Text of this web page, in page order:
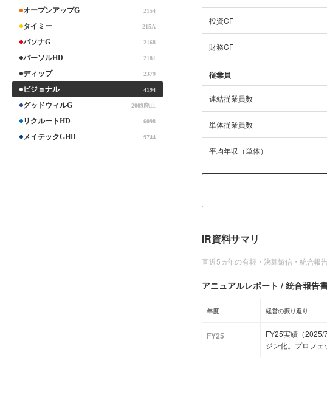
オープンアップG 2154
タイミー 215A
パソナG 2168
パーソルHD 2181
ディップ 2379
ビジョナル 4194
グッドウィルG 2009廃止
リクルートHD 6098
メイテックGHD 9744
投資CF
財務CF
従業員
連結従業員数
単体従業員数
平均年収（単体）
IR資料サマリ
直近5ヵ年の有報・決算短信・統合報
アニュアルレポート / 統合報告
年度 経営の振り返り
FY25
FY25実績（2025/
ジン化。プロフ